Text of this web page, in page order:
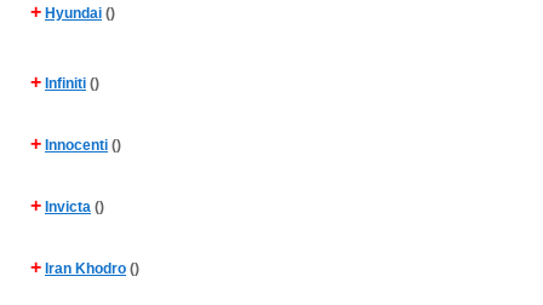
+ Hyundai ()
+ Infiniti ()
+ Innocenti ()
+ Invicta ()
+ Iran Khodro ()